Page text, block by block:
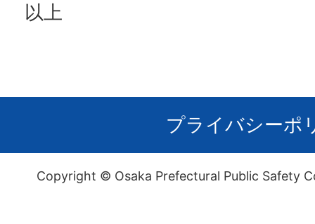
以上
プライバシーポ
Copyright © Osaka Prefectural Public Safety